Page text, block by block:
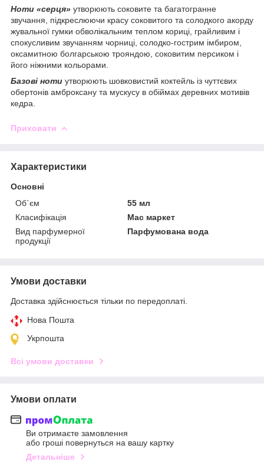
Ноти «серця» утворюють соковите та багатогранне
звучання, підкреслюючи красу соковитого та солодкого акорду
жувальної гумки обволікальним теплом кориці, грайливим і
спокусливим звучанням чорниці, солодко-гострим імбиром,
оксамитною болгарською трояндою, соковитим персиком і
його ніжними кольорами.
Базові ноти утворюють шовковистий коктейль із чуттєвих
обертонів амброксану та мускусу в обіймах деревних мотивів
кедра.
Приховати
Характеристики
Основні
Об`єм
55 мл
Класифікація
Мас маркет
Вид парфумерної
продукції
Парфумована вода
Умови доставки
Доставка здійснюється тільки по передоплаті.
Нова Пошта
Укрпошта
Всі умови доставки
Умови оплати
Ви отримаєте замовлення
або гроші повернуться на вашу картку
Детальніше